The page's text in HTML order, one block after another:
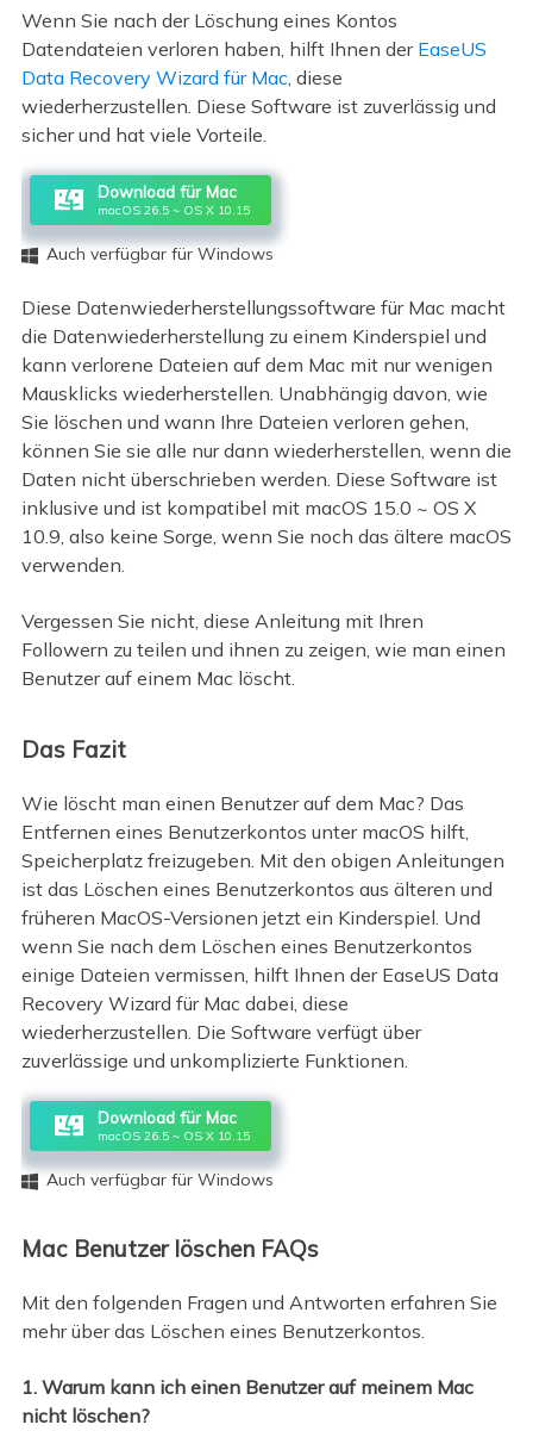
Wenn Sie nach der Löschung eines Kontos
Datendateien verloren haben, hilft Ihnen der EasеUS
Data Rеcovеry Wizard für Mac , diese
wiederherzustellen. Diese Software ist zuverlässig und
sicher und hat viele Vorteile.
Download für Mac
macOS 26.5 ~ OS X 10.15
 Auch verfügbar für Windows
Diese Datenwiederherstellungssoftware für Mac macht
die Datenwiederherstellung zu einem Kinderspiel und
kann verlorene Dateien auf dem Mac mit nur wenigen
Mausklicks wiederherstellen. Unabhängig davon, wie
Sie löschen und wann Ihre Dateien verloren gehen,
können Sie sie alle nur dann wiederherstellen, wenn die
Daten nicht überschrieben werden. Diese Software ist
inklusive und ist kompatibel mit macOS 15.0 ~ OS X
10.9, also keine Sorge, wenn Sie noch das ältere macOS
verwenden.
Vergessen Sie nicht, diese Anleitung mit Ihren
Followern zu teilen und ihnen zu zeigen, wie man einen
Benutzer auf einem Mac löscht.
Das Fazit
Wie löscht man einen Benutzer auf dem Mac? Das
Entfernen eines Benutzerkontos unter macOS hilft,
Speicherplatz freizugeben. Mit den obigen Anleitungen
ist das Löschen eines Benutzerkontos aus älteren und
früheren MacOS-Versionen jetzt ein Kinderspiel. Und
wenn Sie nach dem Löschen eines Benutzerkontos
einige Dateien vermissen, hilft Ihnen der EaseUS Data
Recovery Wizard für Mac dabei, diese
wiederherzustellen. Die Software verfügt über
zuverlässige und unkomplizierte Funktionen.
Download für Mac
macOS 26.5 ~ OS X 10.15
 Auch verfügbar für Windows
Mac Benutzer löschen FAQs
Mit den folgenden Fragen und Antworten erfahren Sie
mehr über das Löschen eines Benutzerkontos.
1. Warum kann ich einen Benutzer auf meinem Mac
nicht löschen?